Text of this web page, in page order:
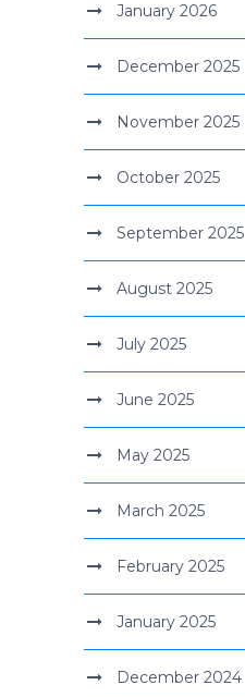
January 2026
December 2025
November 2025
October 2025
September 2025
August 2025
July 2025
June 2025
May 2025
March 2025
February 2025
January 2025
December 2024